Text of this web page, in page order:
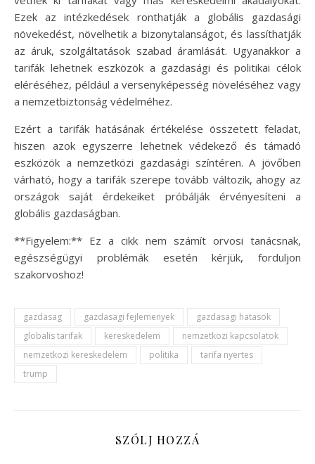
Ezek az intézkedések ronthatják a globális gazdasági
növekedést, növelhetik a bizonytalanságot, és lassíthatják
az áruk, szolgáltatások szabad áramlását. Ugyanakkor a
tarifák lehetnek eszközök a gazdasági és politikai célok
eléréséhez, például a versenyképesség növeléséhez vagy
a nemzetbiztonság védelméhez.
Ezért a tarifák hatásának értékelése összetett feladat,
hiszen azok egyszerre lehetnek védekező és támadó
eszközök a nemzetközi gazdasági színtéren. A jövőben
várható, hogy a tarifák szerepe tovább változik, ahogy az
országok saját érdekeiket próbálják érvényesíteni a
globális gazdaságban.
**Figyelem:** Ez a cikk nem számít orvosi tanácsnak,
egészségügyi problémák esetén kérjük, forduljon
szakorvoshoz!
gazdasag gazdasagi fejlemenyek
gazdasagi hatasok
globalis tarifak
kereskedelem
nemzetkozi kapcsolatok
nemzetkozi kereskedelem
politika
tarifa nyertes
trump
SZÓLJ HOZZÁ